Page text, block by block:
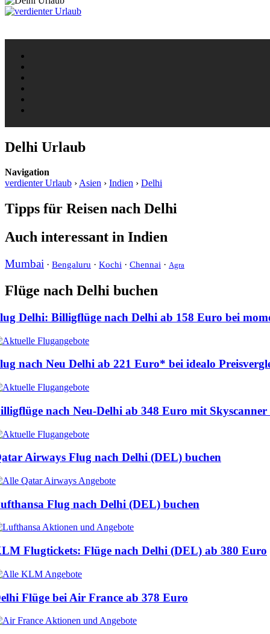
Delhi Urlaub
Navigation
verdienter Urlaub ›Asien › Indien › Delhi
Tipps für Reisen nach Delhi
Auch interessant in Indien
Mumbai · Bengaluru · Kochi · Chennai · Agra
Flüge nach Delhi buchen
Delhi: Billigflüge nach Delhi ab 158 Euro bei
nach Neu Delhi ab 221 Euro* bei idealo
nach Neu-Delhi ab 348 Euro mit Skyscanner
Airways Flug nach Delhi (DEL) buchen
Flug nach Delhi (DEL) buchen
Flugtickets: Flüge nach Delhi (DEL) ab 380 Euro
Flüge bei Air France ab 378 Euro